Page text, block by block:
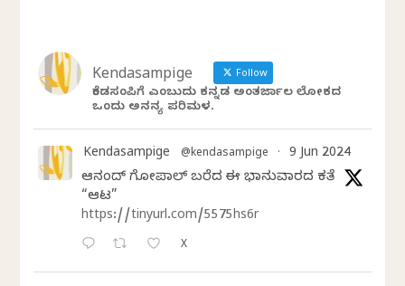
Kendasampige Follow
ಕೆಂಡಸಂಪಿಗೆ ಎಂಬುದು ಕನ್ನಡ ಅಂತರ್ಜಾಲ ಲೋಕದ
ಒಂದು ಅನನ್ಯ ಪರಿಮಳ.
Kendasampige @kendasampige · 9 Jun 2024
ಆನಂದ್‌ ಗೋಪಾಲ್‌ ಬರೆದ ಈ ಭಾನುವಾರದ ಕತೆ
“ಆಟ”
https://tinyurl.com/5575hs6r
X